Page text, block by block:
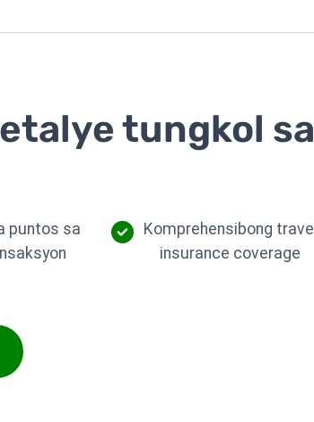
tungkol sa
puntos sa
Komprehensibong travel
insurance coverage